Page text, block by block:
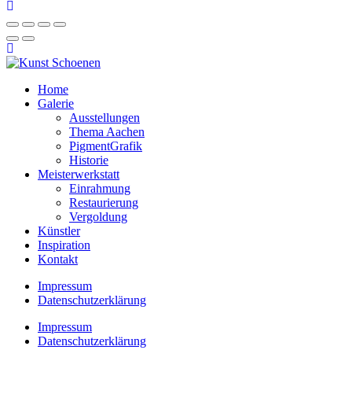
Home
Galerie
Ausstellungen
Thema Aachen
PigmentGrafik
Historie
Meisterwerkstatt
Einrahmung
Restaurierung
Vergoldung
Künstler
Inspiration
Kontakt
Impressum
Datenschutzerklärung
Impressum
Datenschutzerklärung